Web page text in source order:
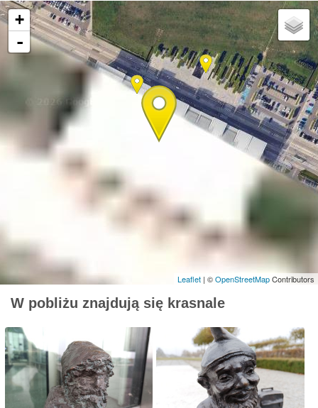
+
-
Leaflet | ©OpenStreetMapContributors
W pobliżu znajdują się krasnale